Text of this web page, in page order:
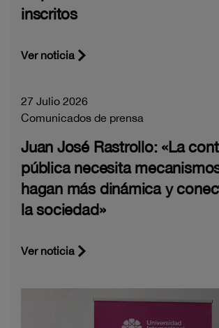
inscritos
Ver noticia
27 Julio 2026
Comunicados de prensa
Juan José Rastrollo: «La
pública necesita
hagan más dinámica y
la sociedad»
Ver noticia